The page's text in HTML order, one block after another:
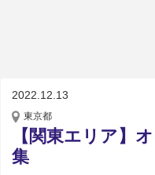
2022.12.13
東京都
【関東エリア】
集